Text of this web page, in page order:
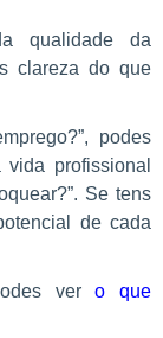
qualidade da
clareza do que
podes
profissional
Se tens
de cada
vero que